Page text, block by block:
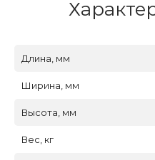
Длина, мм
Ширина, мм
Высота, мм
Вес, кг